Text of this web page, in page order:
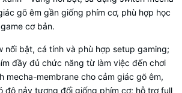
gõ êm gần giống phím cơ, phù hợp học
cơ bản.
nổi bật, cá tính và phù hợp setup gaming;
đầy đủ chức năng từ làm việc đến chơi
mecha-membrane cho cảm giác gõ êm,
độ nảy tương đối giống phím cơ; hỗ trợ full